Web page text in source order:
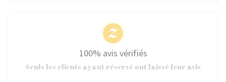
100% avis vérifiés
Seuls les clients ayant réservé ont laissé leur avis